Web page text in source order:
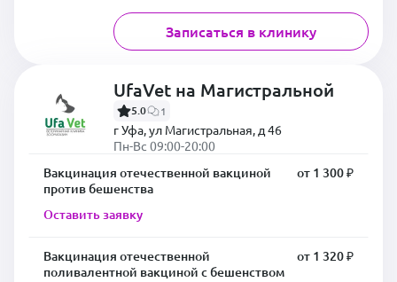
Записаться в клинику
UfaVet на Магистральной
5.0 1
г Уфа, ул Магистральная, д 46
Пн-Вс 09:00-20:00
Вакцинация отечественной вакциной
против бешенства
от 1 300 ₽
Оставить заявку
Вакцинация отечественной
поливалентной вакциной с бешенством
от 1 320 ₽